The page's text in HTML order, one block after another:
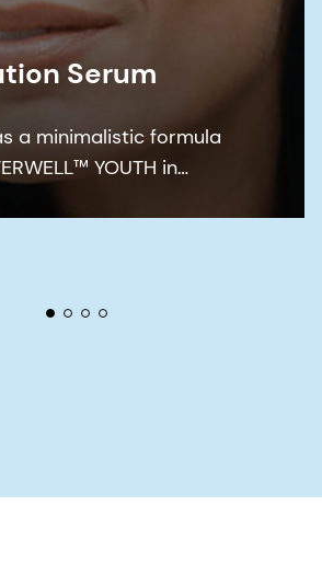
Serum
a minimalistic formula
YOUTH in